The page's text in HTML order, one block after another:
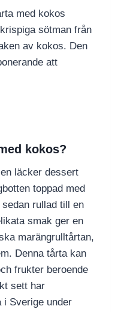
med kokos
sötman från
av kokos. Den
att
kokos?
läcker dessert
toppad med
rullad till en
smak ger en
marängrulltårtan,
Denna tårta kan
frukter beroende
sett har
i Sverige under